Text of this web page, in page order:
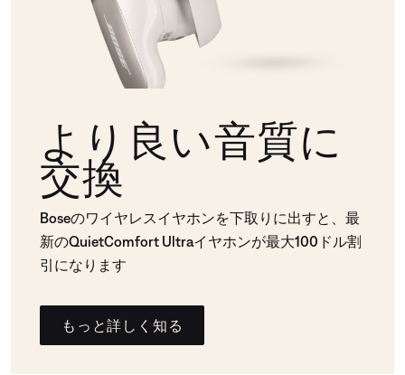
より良い音質に
交換
Boseのワイヤレスイヤホンを下取りに出すと、最
新のQuietComfort Ultraイヤホンが最大100ドル割
引になります
もっと詳しく知る